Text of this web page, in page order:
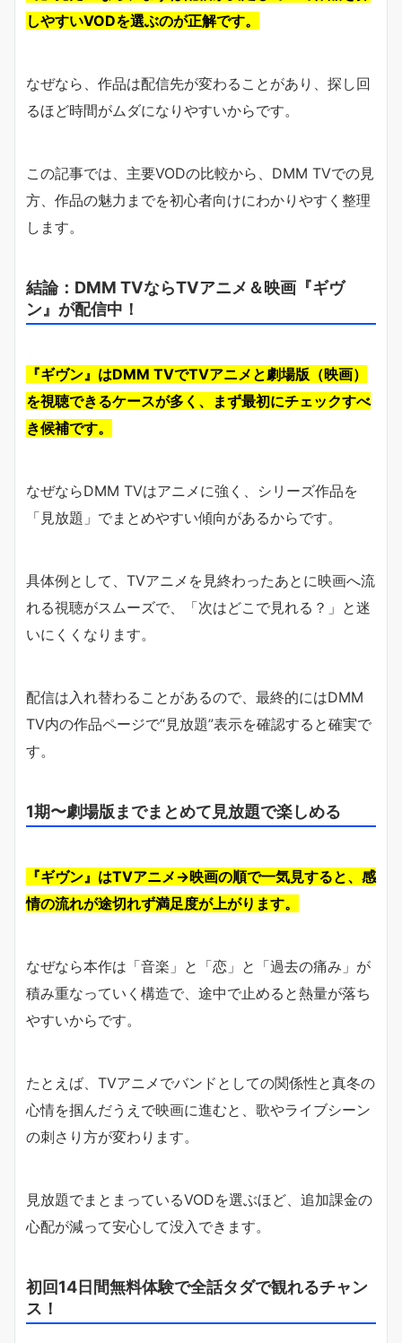
しやすいVODを選ぶのが正解です。
なぜなら、作品は配信先が変わることがあり、探し回
るほど時間がムダになりやすいからです。
この記事では、主要VODの比較から、DMM TVでの見
方、作品の魅力までを初心者向けにわかりやすく整理
します。
結論：DMM TVならTVアニメ＆映画『ギヴ
ン』が配信中！
『ギヴン』はDMM TVでTVアニメと劇場版（映画）
を視聴できるケースが多く、まず最初にチェックすべ
き候補です。
なぜならDMM TVはアニメに強く、シリーズ作品を
「見放題」でまとめやすい傾向があるからです。
具体例として、TVアニメを見終わったあとに映画へ流
れる視聴がスムーズで、「次はどこで見れる？」と迷
いにくくなります。
配信は入れ替わることがあるので、最終的にはDMM
TV内の作品ページで“見放題”表示を確認すると確実で
す。
1期〜劇場版までまとめて見放題で楽しめる
『ギヴン』はTVアニメ→映画の順で一気見すると、感
情の流れが途切れず満足度が上がります。
なぜなら本作は「音楽」と「恋」と「過去の痛み」が
積み重なっていく構造で、途中で止めると熱量が落ち
やすいからです。
たとえば、TVアニメでバンドとしての関係性と真冬の
心情を掴んだうえで映画に進むと、歌やライブシーン
の刺さり方が変わります。
見放題でまとまっているVODを選ぶほど、追加課金の
心配が減って安心して没入できます。
初回14日間無料体験で全話タダで観れるチャン
ス！